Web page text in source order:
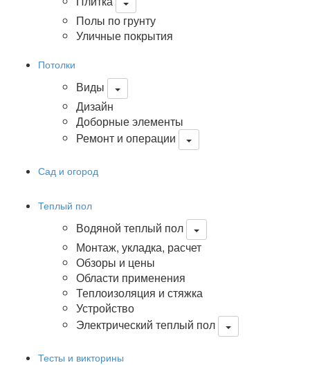
Полы по грунту
Уличные покрытия
Потолки
Виды
Дизайн
Доборные элементы
Ремонт и операции
Сад и огород
Теплый пол
Водяной теплый пол
Монтаж, укладка, расчет
Обзоры и цены
Области применения
Теплоизоляция и стяжка
Устройство
Электрический теплый пол
Тесты и викторины